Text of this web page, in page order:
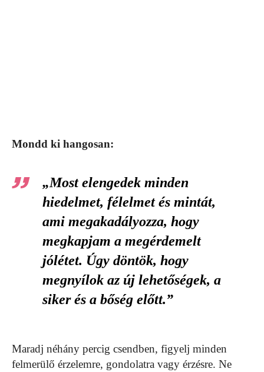
Mondd ki hangosan:
„Most elengedek minden
hiedelmet, félelmet és mintát,
ami megakadályozza, hogy
megkapjam a megérdemelt
jólétet. Úgy döntök, hogy
megnyílok az új lehetőségek, a
siker és a bőség előtt.”
Maradj néhány percig csendben, figyelj minden
felmerülő érzelemre, gondolatra vagy érzésre. Ne